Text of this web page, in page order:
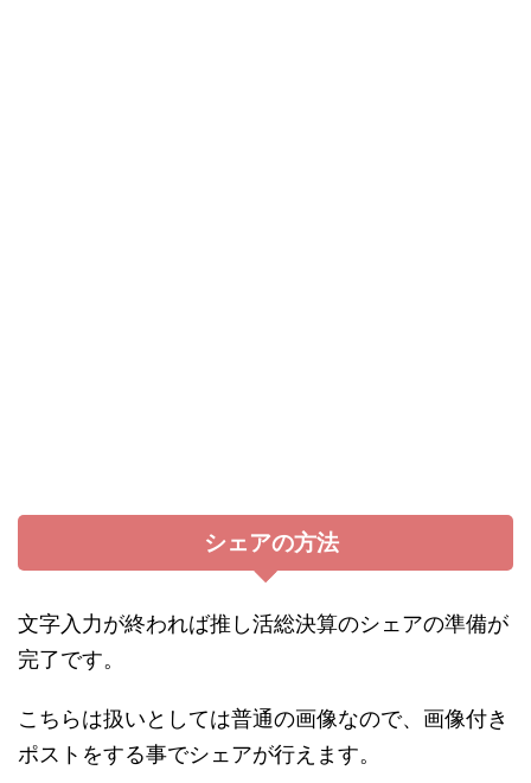
シェアの方法
文字入力が終われば推し活総決算のシェアの準備が
完了です。
こちらは扱いとしては普通の画像なので、画像付き
ポストをする事でシェアが行えます。